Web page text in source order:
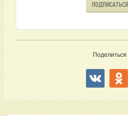
ПОДПИСАТЬСЯ
Поделиться